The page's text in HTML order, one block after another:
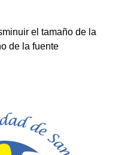
el tamaño de la
de la fuente